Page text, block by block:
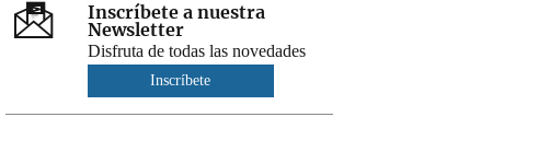
Inscríbete a nuestra
Newsletter
Disfruta de todas las novedades
Inscríbete